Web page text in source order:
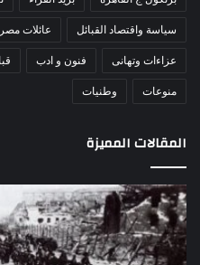
سياسة واقتصاد القبائل عائلات
عزاءات وتهانى فنون و ادب
منوعات وطنيات
المقالات المميزة
مذبحة
اللد..
القصة
الكاملة